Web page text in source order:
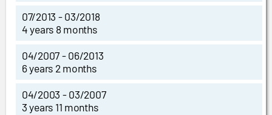
07/2013 - 03/2018
4 years 8 months
04/2007 - 06/2013
6 years 2 months
04/2003 - 03/2007
3 years 11 months